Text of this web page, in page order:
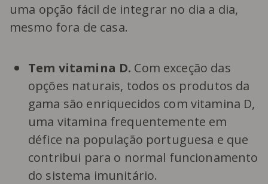
uma opção fácil de integrar no dia a dia,
mesmo fora de casa.
Tem vitamina D. Com exceção das
opções naturais, todos os produtos da
gama são enriquecidos com vitamina D,
uma vitamina frequentemente em
défice na população portuguesa e que
contribui para o normal funcionamento
do sistema imunitário.